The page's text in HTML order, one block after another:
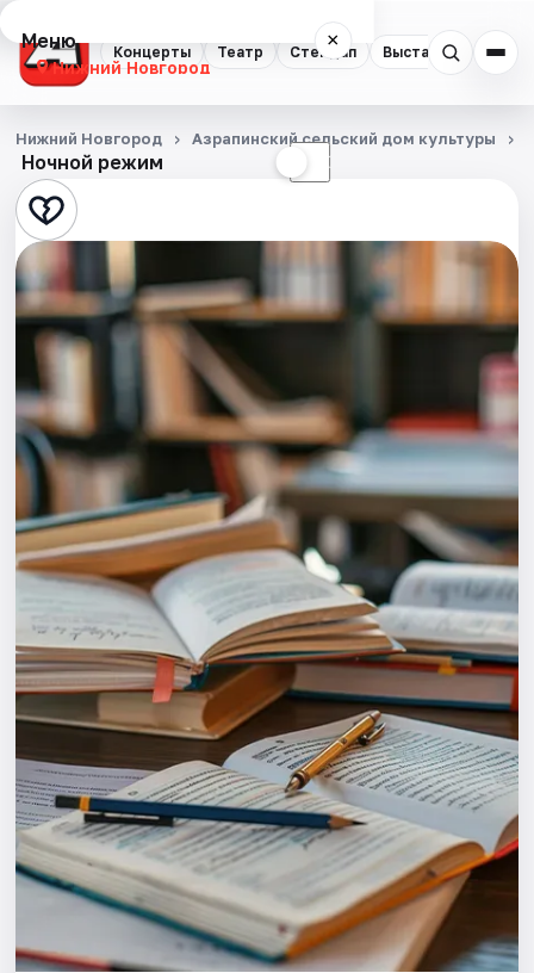
Концерты Театр Стендап Выставки
Меню ×
Нижний Новгород
Концерты
Театр
Стендап
Выставки
Квесты
Экскурсии
Спорт
События
Города
Площадки
Артисты
Рейтинги
Ночной режим ☾
Нижний Новгород Азрапинский сельский дом культуры